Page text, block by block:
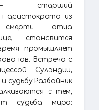
старший
аристократа из
смерти отца
становится
промышляет
Встреча с
Суландии,
судьбу.Разбойник
с тем,
судьба мира: